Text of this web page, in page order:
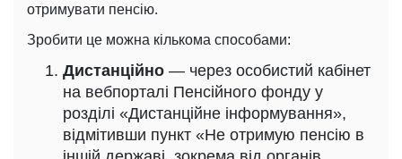
отримувати пенсію.
Зробити це можна кількома способами:
Дистанційно — через особистий кабінет
на вебпорталі Пенсійного фонду у
розділі «Дистанційне інформування»,
відмітивши пункт «Не отримую пенсію в